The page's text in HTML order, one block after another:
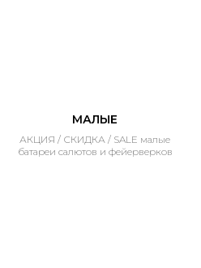
МАЛЫЕ
АКЦИЯ / СКИДКА / SALE малые
батареи салютов и фейерверков